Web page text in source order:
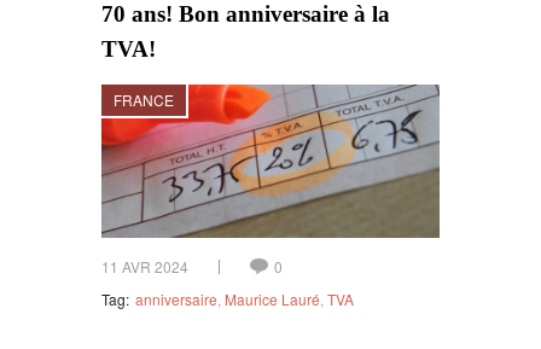
70 ans! Bon anniversaire à la
TVA!
FRANCE
11 AVR 2024
0
Tag: anniversaire Maurice Lauré TVA